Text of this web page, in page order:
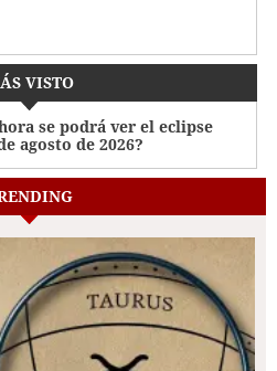
VISTO
se podrá ver el eclipse
agosto de 2026?